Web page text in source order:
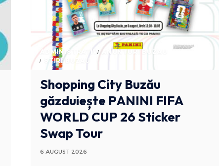
ADMINISTRATIV ANUNTURI BUZAU
STIRI BUZAU
Shopping City Buzău
găzduiește PANINI FIFA
WORLD CUP 26 Sticker
Swap Tour
6 AUGUST 2026